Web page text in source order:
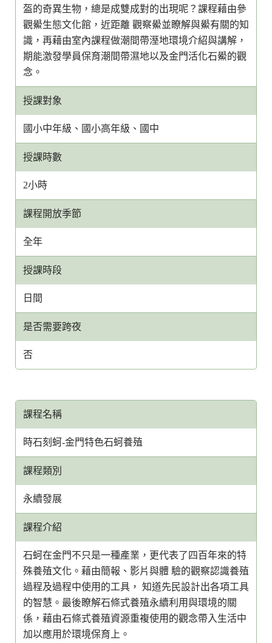
盔的奇異生物，總是成雙成對的出現呢？課程藉由參
觀鱟生態文化館，近距離 觀察鱟並瞭解與鱟有關的知
識，再藉由室內課程做潮間帶溼地環境介紹與講解，
期能激發學員保育潮間帶濕地以及金門活化石鱟的觀
念。
授課對象
國小中年級、國小高年級、國中
授課時數
2小時
課程開放季節
全年
授課時段
日間
是否需要跨夜
否
課程名稱
時石刻蚵-金門特色石蚵養殖
課程類別
永續發展
課程介紹
石蚵在金門不只是一種產業，更代表了四百年來的特
殊養殖文化。藉由簡報、影片與體 驗的觀察認識養殖
過程及過程中使用的工具， 知道先民設計出各項工具
的智慧。最後瞭解石條式養殖永續利用與環境的關
係，藉由石條式養殖資源重複使用的觀念帶入生活中
加以應用於環境保育上。